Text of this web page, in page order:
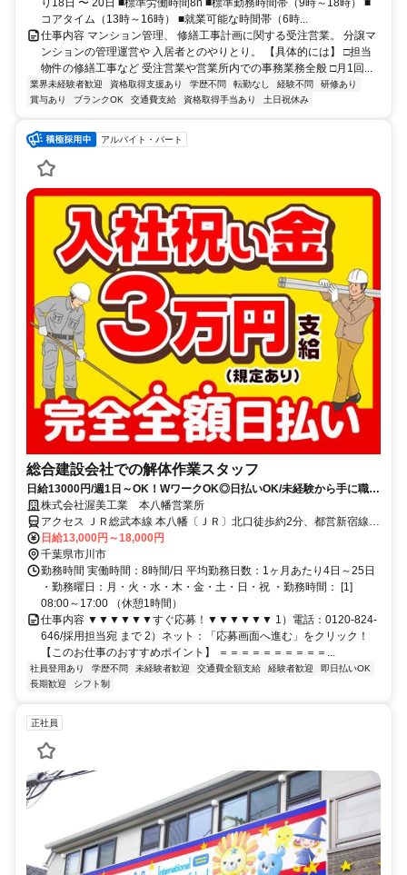
り18日 〜 20日 ■標準労働時間8h ■標準勤務時間帯（9時～18時） ■
コアタイム（13時～16時） ■就業可能な時間帯（6時...
仕事内容 マンション管理、 修繕工事計画に関する受注営業。 分譲マ
ンションの管理運営や 入居者とのやりとり。 【具体的には】 □担当
物件の修繕工事など 受注営業や営業所内での事務業務全般 □月1回...
業界未経験者歓迎 資格取得支援あり 学歴不問 転勤なし 経験不問
研修あり
賞与あり
ブランクOK 交通費支給 資格取得手当あり 土日祝休み
アルバイト・パート
総合建設会社での解体作業スタッフ
日給13000円/週1日～OK！WワークOK◎日払いOK/未経験から手に職
を。入社祝い金3万円支給◎
株式会社渥美工業 本八幡営業所
アクセス ＪＲ総武本線 本八幡〔ＪＲ〕北口徒歩約2分、都営新宿線
本八幡〔新宿線〕A4a口徒歩約3分、京成本線 京成八幡出口3徒歩約4
分
日給13,000円～18,000円
千葉県市川市
勤務時間 実働時間：8時間/日 平均勤務日数：1ヶ月あたり4日～25日
・勤務曜日：月・火・水・木・金・土・日・祝 ・勤務時間： [1]
08:00～17:00 （休憩1時間）
仕事内容 ▼▼▼▼▼▼すぐ応募！▼▼▼▼▼▼ 1）電話：0120-824-
646/採用担当宛 まで 2）ネット：「応募画面へ進む」をクリック！
【このお仕事のおすすめポイント】 ＝＝＝＝＝＝＝＝＝＝...
社員登用あり 学歴不問 未経験者歓迎 交通費全額支給 経験者歓迎
即日払いOK
長期歓迎
シフト制
正社員